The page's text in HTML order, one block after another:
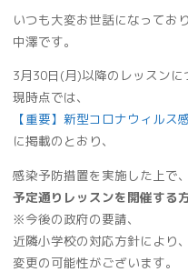
いつも大変お世話になっており
中澤です。
3月30日(月)以降のレッスンに
現時点では、
【重要】新型コロナウィルス
に掲載のとおり、
感染予防措置を実施した上で、
予定通りレッスンを開催する
※今後の政府の要請、
近隣小学校の対応方針により、
変更の可能性がございます。